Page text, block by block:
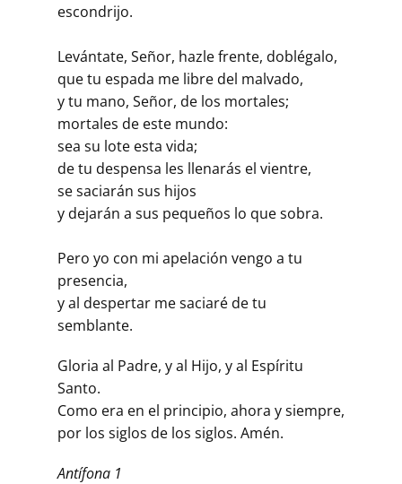
escondrijo.
Levántate, Señor, hazle frente, doblégalo,
que tu espada me libre del malvado,
y tu mano, Señor, de los mortales;
mortales de este mundo:
sea su lote esta vida;
de tu despensa les llenarás el vientre,
se saciarán sus hijos
y dejarán a sus pequeños lo que sobra.
Pero yo con mi apelación vengo a tu
presencia,
y al despertar me saciaré de tu
semblante.
Gloria al Padre, y al Hijo, y al Espíritu
Santo.
Como era en el principio, ahora y siempre,
por los siglos de los siglos. Amén.
Antífona 1